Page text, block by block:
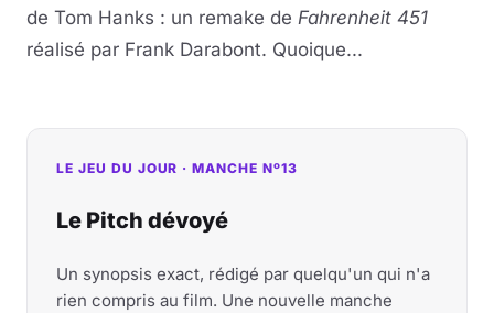
de Tom Hanks : un remake de Fahrenheit 451
réalisé par Frank Darabont. Quoique...
LE JEU DU JOUR · MANCHE Nº13
Le Pitch dévoyé
Un synopsis exact, rédigé par quelqu'un qui n'a
rien compris au film. Une nouvelle manche